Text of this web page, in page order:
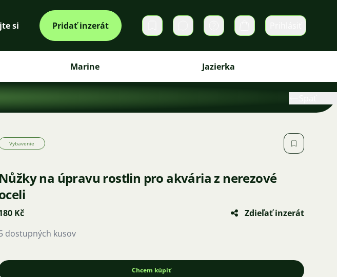
si Pridať inzerát Súkromné správy Košík
Marine Jazierka
Vybavenie
Nůžky na úpravu rostlin pro akvária z nerezové
Kč
Zdieľať inzerát
dostupných kusov
Chcem kúpiť